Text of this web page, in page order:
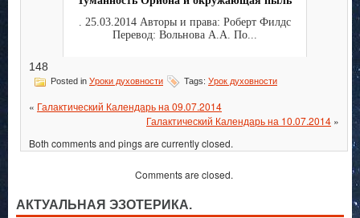
. 25.03.2014 Авторы и права: Роберт Филдс
Перевод: Вольнова А.А. По...
148
Posted in Уроки духовности Tags: Урок духовности
« Галактический Календарь на 09.07.2014
Галактический Календарь на 10.07.2014 »
Both comments and pings are currently closed.
Comments are closed.
АКТУАЛЬНАЯ ЭЗОТЕРИКА.